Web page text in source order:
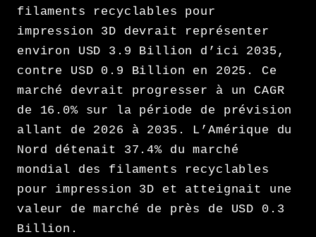
filaments recyclables pour
impression 3D devrait représenter
environ USD 3.9 Billion d’ici 2035,
contre USD 0.9 Billion en 2025. Ce
marché devrait progresser à un CAGR
de 16.0% sur la période de prévision
allant de 2026 à 2035. L’Amérique du
Nord détenait 37.4% du marché
mondial des filaments recyclables
pour impression 3D et atteignait une
valeur de marché de près de USD 0.3
Billion.